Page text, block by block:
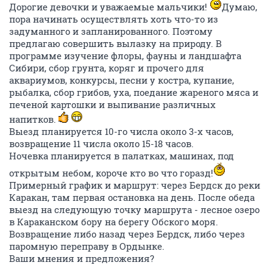
Дорогие девочки и уважаемые мальчики!
Думаю,
пора начинать осуществлять хоть что-то из
задуманного и запланированного. Поэтому
предлагаю совершить вылазку на природу. В
программе изучение флоры, фауны и ландшафта
Сибири, сбор грунта, коряг и прочего для
аквариумов, конкурсы, песни у костра, купание,
рыбалка, сбор грибов, уха, поедание жареного мяса и
печеной картошки и выпивание различных
напитков.
Выезд планируется 10-го числа около 3-х часов,
возвращение 11 числа около 15-18 часов.
Ночевка планируется в палатках, машинах, под
открытым небом, короче кто во что горазд!
Примерный график и маршрут: через Бердск до реки
Каракан, там первая остановка на день. После обеда
выезд на следующую точку маршрута - лесное озеро
в Караканском бору на берегу Обского моря.
Возвращение либо назад через Бердск, либо через
паромную переправу в Ордынке.
Ваши мнения и предложения?